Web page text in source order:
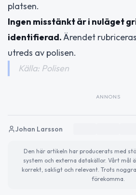
platsen.
Ingen misstänkt är i nuläget
identifierad.Ärendet
utreds av polisen.
Källa: Polisen
ANNONS
Johan Larsson
Den här artikeln har producerats med
system och externa datakällor. Vårt mål
korrekt, sakligt och relevant. Trots
förekomma.